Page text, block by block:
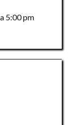
5:00 pm